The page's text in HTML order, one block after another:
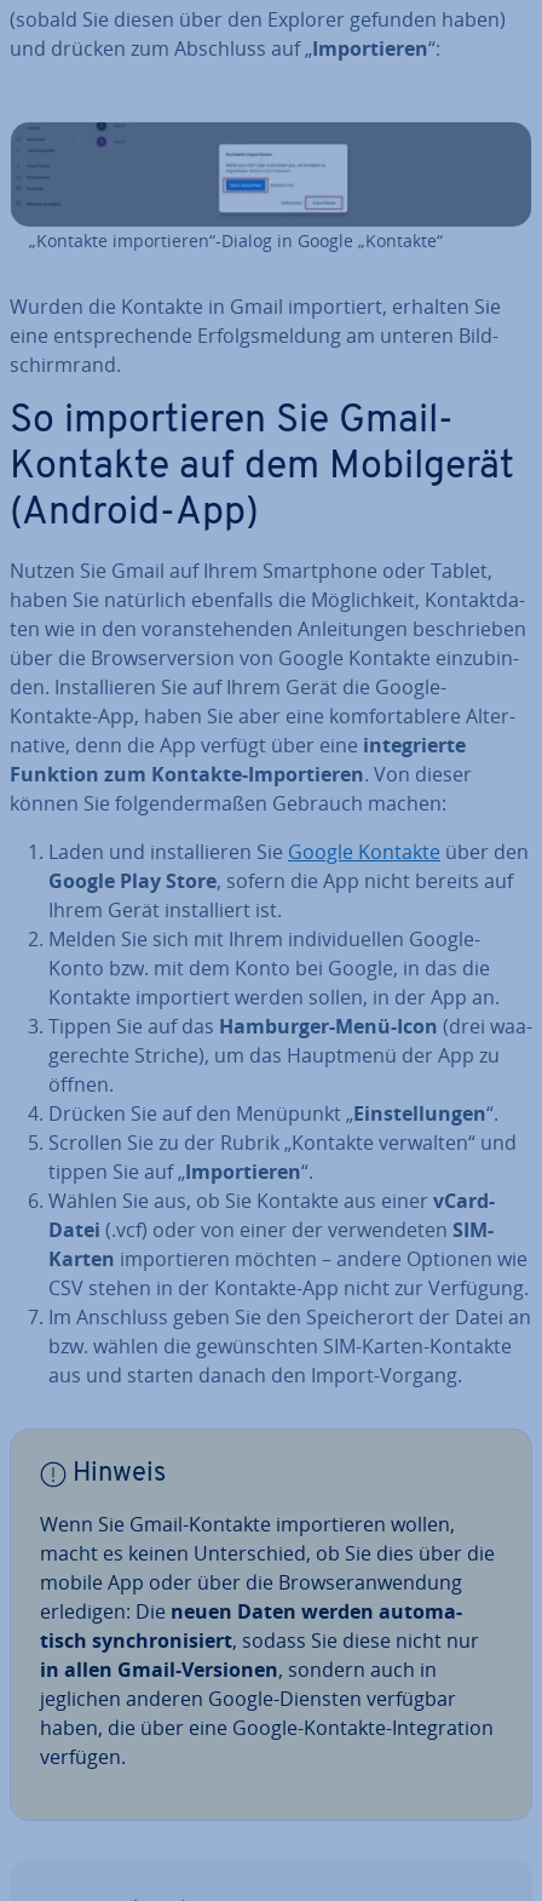
(sobald Sie diesen über den Explorer gefunden haben)
und drücken zum Abschluss auf „Im­por­tie­ren“:
„Kontakte im­por­tie­ren“-Dialog in Google „Kontakte“
Wurden die Kontakte in Gmail im­por­tiert, erhalten Sie
eine ent­spre­chen­de Er­folgs­mel­dung am unteren Bild­
schirm­rand.
So im­por­tie­ren Sie Gmail-
Kontakte auf dem Mo­bil­ge­rät
(Android-App)
Nutzen Sie Gmail auf Ihrem Smart­phone oder Tablet,
haben Sie natürlich ebenfalls die Mög­lich­keit, Kon­takt­da­
ten wie in den vor­an­ste­hen­den An­lei­tun­gen be­schrie­ben
über die Brow­ser­ver­si­on von Google Kontakte ein­zu­bin­
den. In­stal­lie­ren Sie auf Ihrem Gerät die Google-
Kontakte-App, haben Sie aber eine kom­for­ta­ble­re Al­ter­
na­ti­ve, denn die App verfügt über eine in­te­grier­te
Funktion zum Kontakte-Im­por­tie­ren. Von dieser
können Sie fol­gen­der­ma­ßen Gebrauch machen:
Laden und in­stal­lie­ren Sie Google Kontakte über den
Google Play Store, sofern die App nicht bereits auf
Ihrem Gerät in­stal­liert ist.
Melden Sie sich mit Ihrem in­di­vi­du­el­len Google-
Konto bzw. mit dem Konto bei Google, in das die
Kontakte im­por­tiert werden sollen, in der App an.
Tippen Sie auf das Hamburger-Menü-Icon (drei waa­
ge­rech­te Striche), um das Hauptmenü der App zu
öffnen.
Drücken Sie auf den Menüpunkt „Ein­stel­lun­gen“.
Scrollen Sie zu der Rubrik „Kontakte verwalten“ und
tippen Sie auf „Im­por­tie­ren“.
Wählen Sie aus, ob Sie Kontakte aus einer vCard-
Datei (.vcf) oder von einer der ver­wen­de­ten SIM-
Karten im­por­tie­ren möchten – andere Optionen wie
CSV stehen in der Kontakte-App nicht zur Verfügung.
Im Anschluss geben Sie den Spei­cher­ort der Datei an
bzw. wählen die ge­wünsch­ten SIM-Karten-Kontakte
aus und starten danach den Import-Vorgang.
Hinweis
Wenn Sie Gmail-Kontakte im­por­tie­ren wollen,
macht es keinen Un­ter­schied, ob Sie dies über die
mobile App oder über die Brow­ser­an­wen­dung
erledigen: Die neuen Daten werden au­to­ma­
tisch syn­chro­ni­siert, sodass Sie diese nicht nur
in allen Gmail-Versionen, sondern auch in
jeglichen anderen Google-Diensten verfügbar
haben, die über eine Google-Kontakte-In­te­gra­ti­on
verfügen.